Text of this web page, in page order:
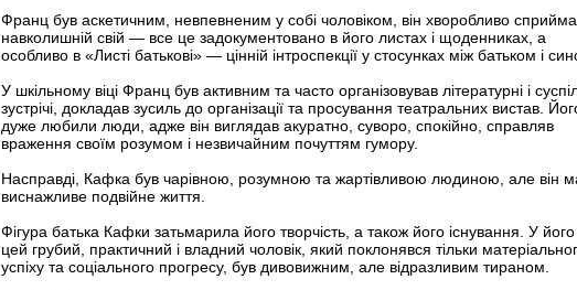
Франц був аскетичним, невпевненим у собі чоловіком, він хворобливо
навколишній свій — все це задокументовано в його листах і щоденниках, а
особливо в «Листі батькові» — цінній інтроспекції у стосунках між батьком і
У шкільному віці Франц був активним та часто організовував літературні і
зустрічі, докладав зусиль до організації та просування театральних вистав.
дуже любили люди, адже він виглядав акуратно, суворо, спокійно, справляв
враження своїм розумом і незвичайним почуттям гумору.
Насправді, Кафка був чарівною, розумною та жартівливою людиною, але він
виснажливе подвійне життя.
Фігура батька Кафки затьмарила його творчість, а також його існування. У його
цей грубий, практичний і владний чоловік, який поклонявся тільки
успіху та соціального прогресу, був дивовижним, але відразливим тираном.